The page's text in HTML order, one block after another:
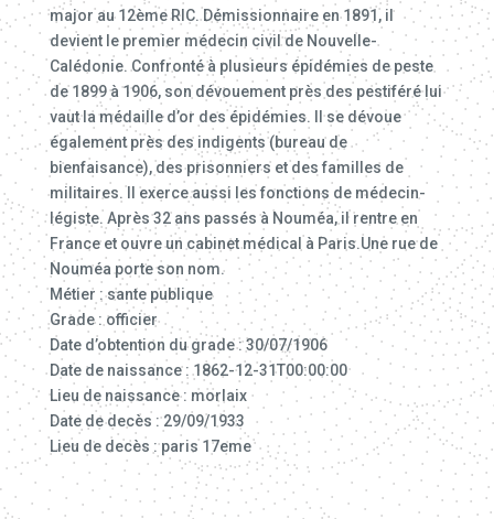
major au 12ème RIC. Démissionnaire en 1891, il
devient le premier médecin civil de Nouvelle-
Calédonie. Confronté à plusieurs épidémies de peste
de 1899 à 1906, son dévouement près des pestiféré lui
vaut la médaille d’or des épidémies. Il se dévoue
également près des indigents (bureau de
bienfaisance), des prisonniers et des familles de
militaires. Il exerce aussi les fonctions de médecin-
légiste. Après 32 ans passés à Nouméa, il rentre en
France et ouvre un cabinet médical à Paris.Une rue de
Nouméa porte son nom.
Métier : sante publique
Grade : officier
Date d’obtention du grade : 30/07/1906
Date de naissance : 1862-12-31T00:00:00
Lieu de naissance : morlaix
Date de decès : 29/09/1933
Lieu de decès : paris 17eme